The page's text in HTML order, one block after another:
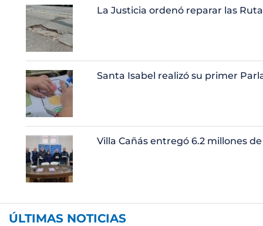
La Justicia ordenó reparar las
Santa Isabel realizó su primer
Villa Cañás entregó 6.2 millones
ÚLTIMAS NOTICIAS